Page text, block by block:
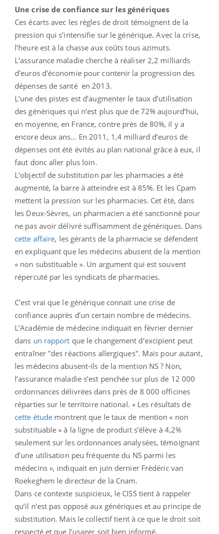
Une crise de confiance sur les génériques
Ces écarts avec les règles de droit témoignent de la
pression qui s’intensifie sur le générique. Avec la crise,
l’heure est à la chasse aux coûts tous azimuts.
L’assurance maladie cherche à réaliser 2,2 milliards
d'euros d'économie pour contenir la progression des
dépenses de santé en 2013.
L’une des pistes est d’augmenter le taux d’utilisation
des génériques qui n’est plus que de 72% aujourd’hui,
en moyenne, en France, contre près de 80%, il y a
encore deux ans… En 2011, 1,4 milliard d’euros de
dépenses ont été évités au plan national grâce à eux, il
faut donc aller plus loin.
L’objectif de substitution par les pharmacies a été
augmenté, la barre à atteindre est à 85%. Et les Cpam
mettent la pression sur les pharmacies. Cet été, dans
les Deux-Sèvres, un pharmacien a été sanctionné pour
ne pas avoir délivré suffisamment de génériques. Dans
cette affaire, les gérants de la pharmacie se défendent
en expliquant que les médecins abusent de la mention
« non substituable ». Un argument qui est souvent
répercuté par les syndicats de pharmacies.
C’est vrai que le générique connait une crise de
confiance auprès d’un certain nombre de médecins.
L’Académie de médecine indiquait en février dernier
dans un rapport que le changement d’excipient peut
entraîner "des réactions allergiques". Mais pour autant,
les médecins abusent-ils de la mention NS ? Non,
l’assurance maladie s’est penchée sur plus de 12 000
ordonnances délivrées dans près de 8 000 officines
réparties sur le territoire national. « Les résultats de
cette étude montrent que le taux de mention « non
substituable » à la ligne de produit s’élève à 4,2%
seulement sur les ordonnances analysées, témoignant
d’une utilisation peu fréquente du NS parmi les
médecins », indiquait en juin dernier Frédéric van
Roekeghem le directeur de la Cnam.
Dans ce contexte suspicieux, le CISS tient à rappeler
qu’il n’est pas opposé aux génériques et au principe de
substitution. Mais le collectif tient à ce que le droit soit
respecté et que l’usager soit bien informé.